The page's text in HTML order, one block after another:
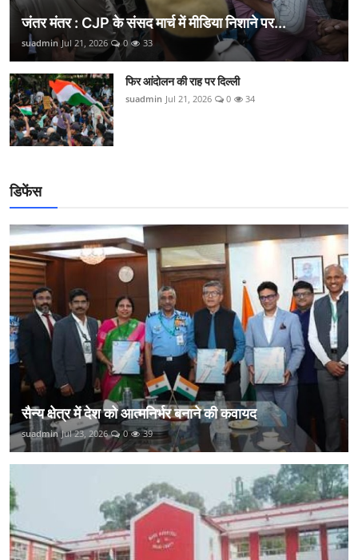
जंतर मंतर : CJP के संसद मार्च में मीडिया निशाने पर...
suadmin Jul 21, 2026 0 33
फिर आंदोलन की राह पर दिल्ली
suadmin Jul 21, 2026 0 34
डिफेंस
सैन्य क्षेत्र में देश को आत्मनिर्भर बनाने की कवायद
suadmin Jul 23, 2026 0 39